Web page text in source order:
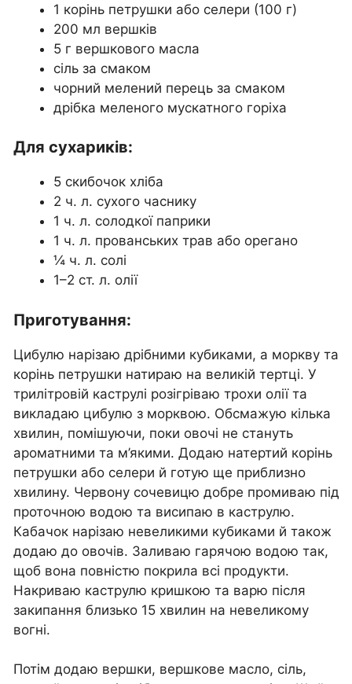
1 корінь петрушки або селери (100 г)
200 мл вершків
5 г вершкового масла
сіль за смаком
чорний мелений перець за смаком
дрібка меленого мускатного горіха
Для сухариків:
5 скибочок хліба
2 ч. л. сухого часнику
1 ч. л. солодкої паприки
1 ч. л. прованських трав або орегано
¼ ч. л. солі
1–2 ст. л. олії
Приготування:
Цибулю нарізаю дрібними кубиками, а моркву та
корінь петрушки натираю на великій тертці. У
трилітровій каструлі розігріваю трохи олії та
викладаю цибулю з морквою. Обсмажую кілька
хвилин, помішуючи, поки овочі не стануть
ароматними та м’якими. Додаю натертий корінь
петрушки або селери й готую ще приблизно
хвилину. Червону сочевицю добре промиваю під
проточною водою та висипаю в каструлю.
Кабачок нарізаю невеликими кубиками й також
додаю до овочів. Заливаю гарячою водою так,
щоб вона повністю покрила всі продукти.
Накриваю каструлю кришкою та варю після
закипання близько 15 хвилин на невеликому
вогні.
Потім додаю вершки, вершкове масло, сіль,